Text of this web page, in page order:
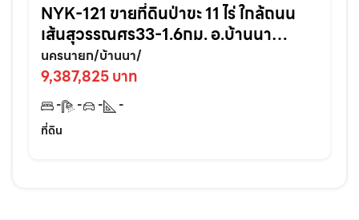
NYK-121 ขายที่ดินป่าขะ 11 ไร่ ใกล้ถนน
เส้นสุวรรณศร33-1.6กม. อ.บ้านนา
จ.นครนายก
นครนายก/บ้านนา/
9,387,825 บาท
- - -
-
ที่ดิน